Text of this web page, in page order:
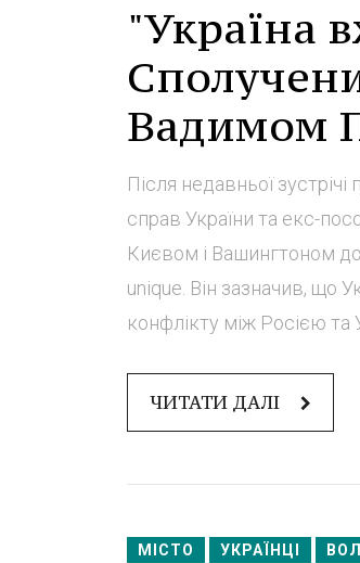
"Україна
Вадимом
Після недавньої
справ України та екс-
Києвом і Вашингтоном
unique. Він зазначив, що
конфлікту між Росією та
ЧИТАТИ ДАЛІ
МІСТО УКРАЇНЦІ